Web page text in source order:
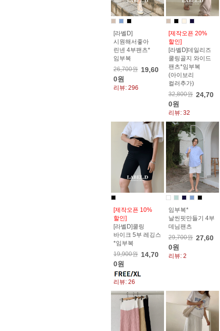
[라벨D]
시원해서좋아
린넨 4부팬츠*
임부복
26,700원 19,60
0원
리뷰: 296
[제작오픈 20%
할인]
[라벨D]데일리즈
쿨링골지 와이드
팬츠*임부복
(아이보리
컬러추가)
32,800원 24,70
0원
리뷰: 32
[제작오픈 10%
할인]
[라벨D]쿨링
바이크 5부 레깅스
*임부복
19,900원 14,70
0원
리뷰: 26
임부복*
날씬핏만들기 4부
데님팬츠
29,700원 27,60
0원
리뷰: 2